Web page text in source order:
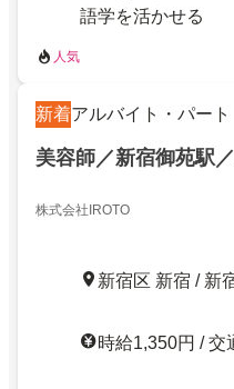
語学を活かせる
人気
新着アルバイト・パート
美容師／新宿御苑駅
株式会社IROTO
新宿区 新宿 / 新
時給1,350円 / 交